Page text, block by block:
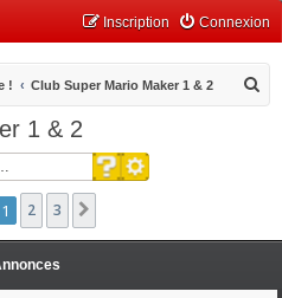
Connexion
Inscription
! Club Super Mario Maker 1 & 2
1 & 2
Rechercher
Recherche avancée
1 2 3